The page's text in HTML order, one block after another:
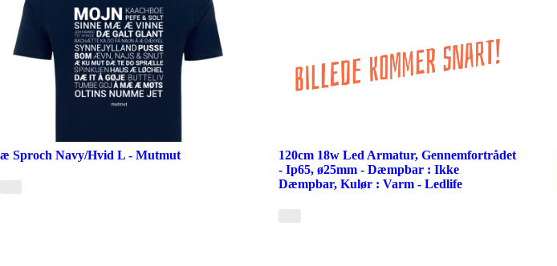
æ Sproch Navy/Hvid L - Mutmut
120cm 18w Led Armatur, Gennemfortrådet
- Ip65, ø25mm - Dæmpbar : Ikke
Dæmpbar, Kulør : Varm - Ledlife